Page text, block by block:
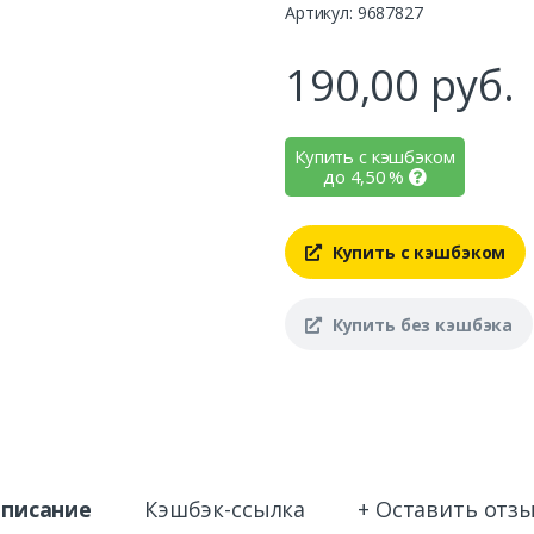
Артикул: 9687827
190,00 руб.
Купить с кэшбэком
до 4,50%
Купить с кэшбэком
Купить без кэшбэка
Кэшбэк-ссылка + Оставить